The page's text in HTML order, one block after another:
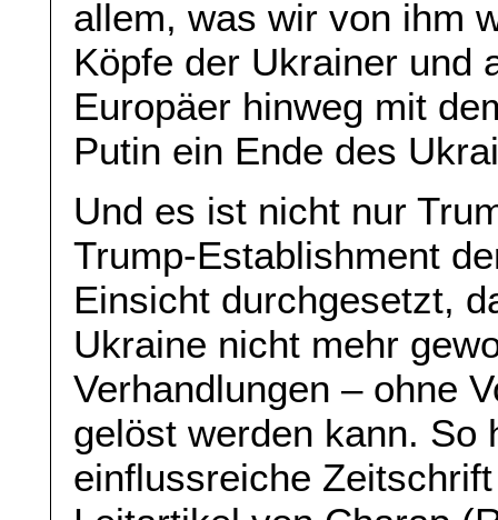
allem, was wir von ihm
Köpfe der Ukrainer und
Europäer hinweg mit
Putin ein Ende des
Und es ist nicht nur
Trump-Establishment
Einsicht durchgesetzt,
Ukraine nicht mehr
Verhandlungen – ohne
gelöst werden kann. So
einflussreiche